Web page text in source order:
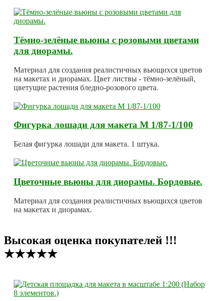
Тёмно-зелёные вьюны с розовыми цветами
для диорамы.
Материал для создания реалистичных вьющихся цветов
на макетах и диорамах. Цвет листвы - тёмно-зелёный,
цветущие растения бледно-розового цвета.
Фигурка лошади для макета М 1/87-1/100
Белая фигурка лошади для макета. 1 штука.
Цветочные вьюны для диорамы. Бордовые.
Материал для создания реалистичных вьющихся цветов
на макетах и диорамах.
Высокая оценка покупателей !!!
★★★★★